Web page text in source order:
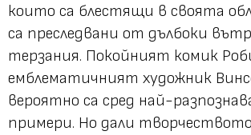
които са блестящи в своята
са преследвани от дълбоки
терзания. Покойният комик
емблематичният художник
вероятно са сред най-
примери. Но дали